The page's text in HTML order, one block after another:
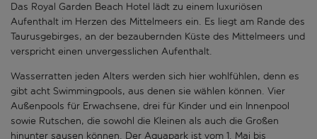
Das Royal Garden Beach Hotel lädt zu einem luxuriösen
Aufenthalt im Herzen des Mittelmeers ein. Es liegt am Rande des
Taurusgebirges, an der bezaubernden Küste des Mittelmeers und
verspricht einen unvergesslichen Aufenthalt.
Wasserratten jeden Alters werden sich hier wohlfühlen, denn es
gibt acht Swimmingpools, aus denen sie wählen können. Vier
Außenpools für Erwachsene, drei für Kinder und ein Innenpool
sowie Rutschen, die sowohl die Kleinen als auch die Großen
hinunter sausen können. Der Aquapark ist vom 1. Mai bis